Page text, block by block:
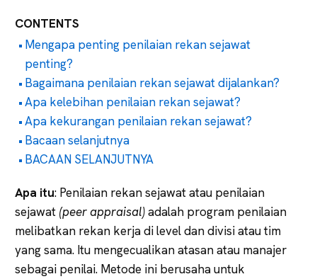
CONTENTS
Mengapa penting penilaian rekan sejawat
penting?
Bagaimana penilaian rekan sejawat dijalankan?
Apa kelebihan penilaian rekan sejawat?
Apa kekurangan penilaian rekan sejawat?
Bacaan selanjutnya
BACAAN SELANJUTNYA
Apa itu: Penilaian rekan sejawat atau penilaian
sejawat (peer appraisal)adalah program penilaian
melibatkan rekan kerja di level dan divisi atau tim
yang sama. Itu mengecualikan atasan atau manajer
sebagai penilai. Metode ini berusaha untuk